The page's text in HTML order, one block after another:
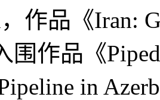
作品《Iran:
围作品《
in